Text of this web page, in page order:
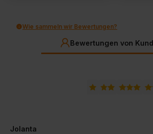
Wie sammeln wir Bewertungen?
Bewertungen von
Jolanta